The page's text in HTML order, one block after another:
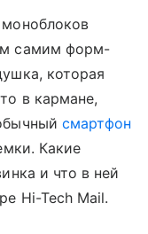
самим форм-
которая
в кармане,
смартфон
Какие
и что в ней
Hi-Tech Mail.